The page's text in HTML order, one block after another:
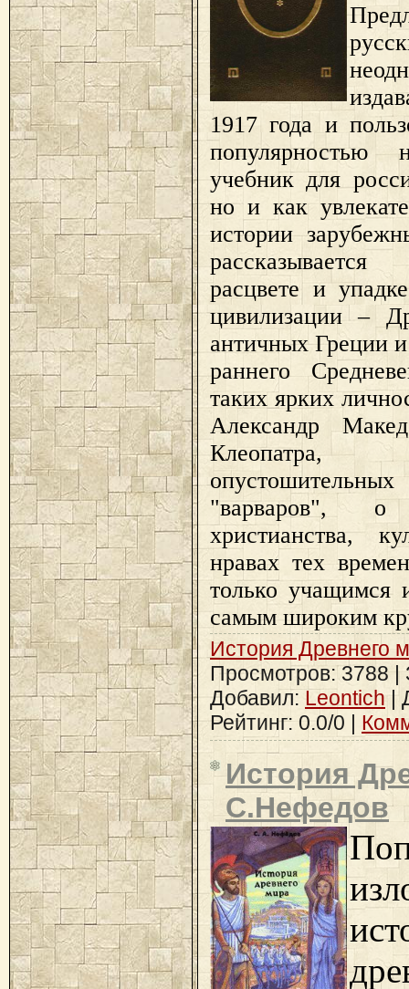
1917 года и
учебник для
но и как
истории
расцвете и
цивилизации –
античных Греции
раннего
таких ярких
Александр
"варваров", о
христианства,
нравах тех
только учащимся
самым широким
История Древнего
Просмотров: 3788 |
Добавил:Leontich |
Рейтинг: 0.0/0 |
История
С.Нефедов